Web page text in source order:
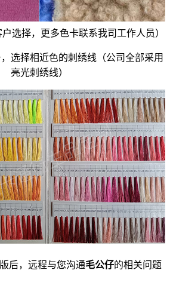
选择，更多色卡联系我司工作人员）
选择相近色的刺绣线（公司全部采用
亮光刺绣线）
后，远程与您沟通毛公仔的相关问题